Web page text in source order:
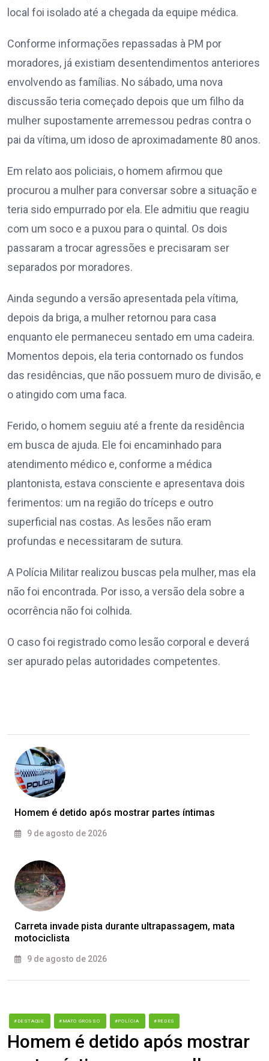
local foi isolado até a chegada da equipe médica.
Conforme informações repassadas à PM por
moradores, já existiam desentendimentos anteriores
envolvendo as famílias. No sábado, uma nova
discussão teria começado depois que um filho da
mulher supostamente arremessou pedras contra o
pai da vítima, um idoso de aproximadamente 80 anos.
Em relato aos policiais, o homem afirmou que
procurou a mulher para conversar sobre a situação e
teria sido empurrado por ela. Ele admitiu que reagiu
com um soco e a puxou para o quintal. Os dois
passaram a trocar agressões e precisaram ser
separados por moradores.
Ainda segundo a versão apresentada pela vítima,
depois da briga, a mulher retornou para casa
enquanto ele permaneceu sentado em uma cadeira.
Momentos depois, ela teria contornado os fundos
das residências, que não possuem muro de divisão, e
o atingido com uma faca.
Ferido, o homem seguiu até a frente da residência
em busca de ajuda. Ele foi encaminhado para
atendimento médico e, conforme a médica
plantonista, estava consciente e apresentava dois
ferimentos: um na região do tríceps e outro
superficial nas costas. As lesões não eram
profundas e necessitaram de sutura.
A Polícia Militar realizou buscas pela mulher, mas ela
não foi encontrada. Por isso, a versão dela sobre a
ocorrência não foi colhida.
O caso foi registrado como lesão corporal e deverá
ser apurado pelas autoridades competentes.
Homem é detido após mostrar partes íntimas
9 de agosto de 2026
Carreta invade pista durante ultrapassagem, mata
motociclista
9 de agosto de 2026
#DESTAQUE #MATO GROSSO #POLÍCIA #REDES
Homem é detido após mostrar